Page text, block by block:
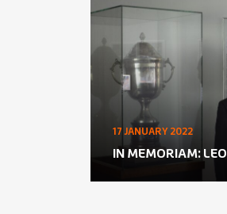
17 JANUARY 2022
IN MEMORIAM: